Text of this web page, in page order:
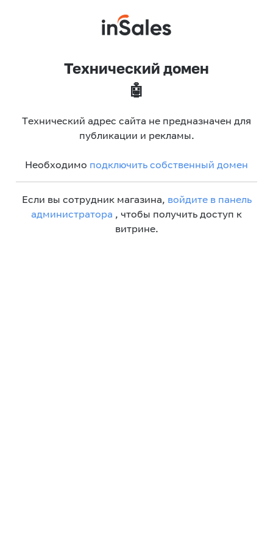
Технический домен
🤖
Технический адрес сайта не предназначен для
публикации и рекламы.
Необходимо подключить собственный домен
Если вы сотрудник магазина, войдите в панель
администратора , чтобы получить доступ к
витрине.